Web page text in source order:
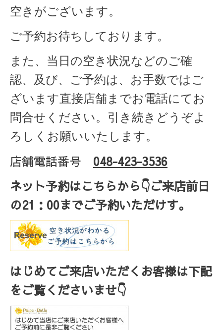
空きがございます。
ご予約お待ちしております。
また、当日の空き状況などのご確
認、及び、ご予約は、お手数ではご
ざいます直接店舗までお電話にてお
問合せください。引き続きどうぞよ
ろしくお願いいたします。
店舗電話番号 048-423-3536
ネット予約はこちらから👇ご来店前日
の21 ： 00までご予約いただけす。
はじめてご来店いただくお客様は下記
をご覧くださいませ👇